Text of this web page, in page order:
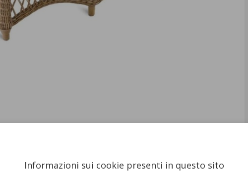
Informazioni sui cookie presenti in questo sito